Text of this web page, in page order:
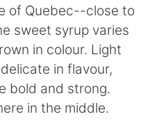
of Quebec--close to
sweet syrup varies
in colour. Light
in flavour,
bold and strong.
in the middle.